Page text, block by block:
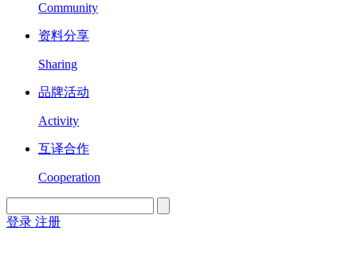
Community
资料分享
Sharing
品牌活动
Activity
互译合作
Cooperation
登录 注册